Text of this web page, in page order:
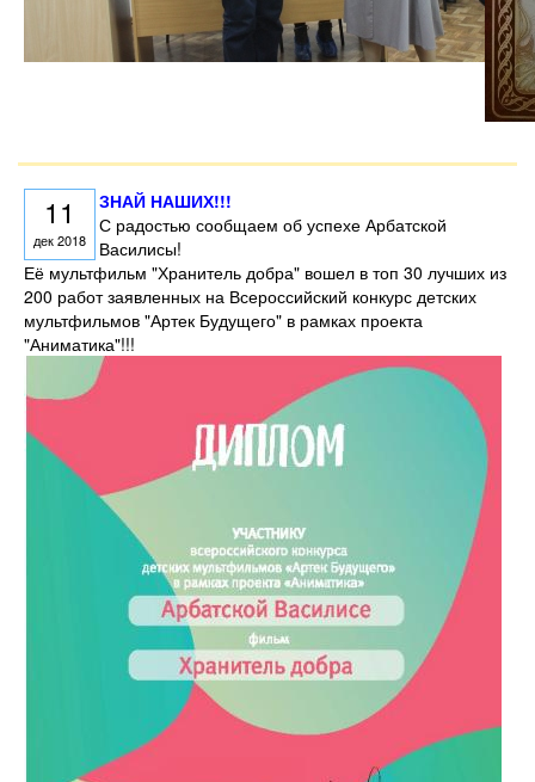
11
дек 2018
ЗНАЙ НАШИХ!!!
С радостью сообщаем об успехе Арбатской
Василисы!
Её мультфильм "Хранитель добра" вошел в топ 30 лучших из
200 работ заявленных на Всероссийский конкурс детских
мультфильмов "Артек Будущего" в рамках проекта
"Аниматика"!!!